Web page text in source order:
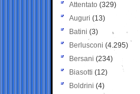
Attentato (329)
Auguri (13)
Batini (3)
Berlusconi (4.295)
Bersani (234)
Biasotti (12)
Boldrini (4)